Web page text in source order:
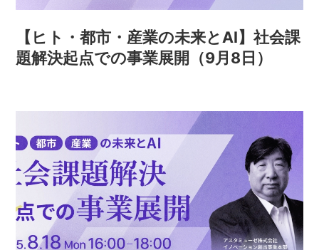
【ヒト・都市・産業の未来とAI】社会課
題解決起点での事業展開（9月8日）